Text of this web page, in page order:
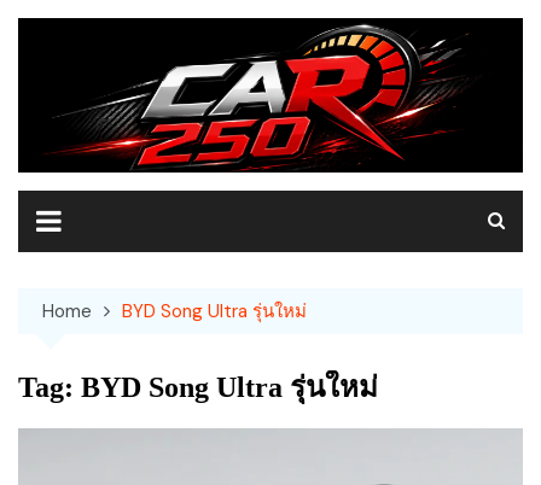
Skip
Home BYD Song Ultra รุ่นใหม่
Tag: BYD Song Ultra รุ่นใหม่